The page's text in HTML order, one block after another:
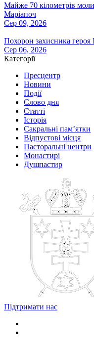
Майже 70 кілометрів
Маріапоч
Сер 09, 2026
Похорон захисника
Сер 06, 2026
Категорії
Пресцентр
Новини
Події
Слово дня
Статті
Історія
Сакральні пам’ятки
Відпустові місця
Пасторальні центри
Монастирі
Душпастир
Підтримати нас